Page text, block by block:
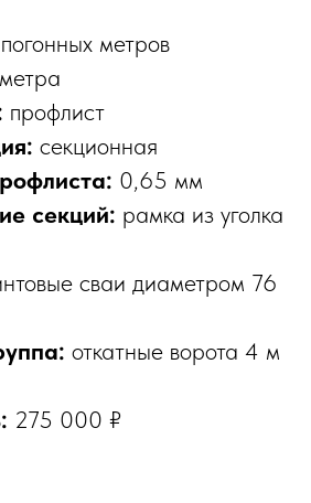
метров
профлист
секционная
0,65 мм
секций: рамка из уголка
сваи диаметром 76
откатные ворота 4 м
275 000 ₽